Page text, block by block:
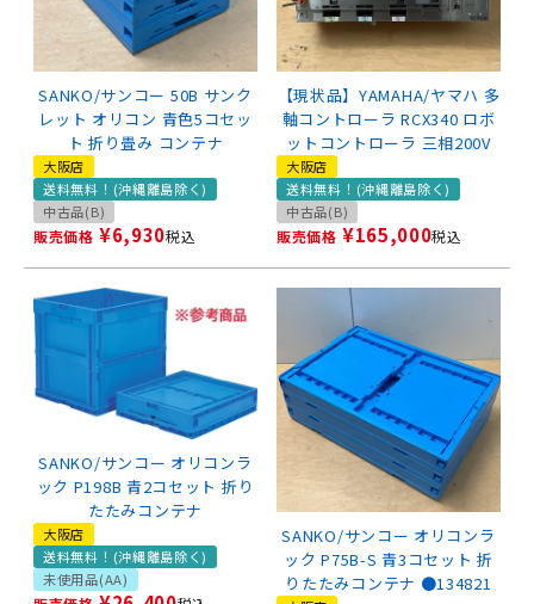
SANKO/サンコー 50B サンク
レット オリコン 青色5コセッ
ト 折り畳み コンテナ
大阪店
送料無料！(沖縄離島除く)
中古品(B)
販売価格 ¥6,930税込
【現状品】YAMAHA/ヤマハ 多
軸コントローラ RCX340 ロボ
ットコントローラ 三相200V
大阪店
送料無料！(沖縄離島除く)
中古品(B)
販売価格 ¥165,000税込
SANKO/サンコー オリコンラ
ック P198B 青2コセット 折り
たたみコンテナ
大阪店
送料無料！(沖縄離島除く)
未使用品(AA)
SANKO/サンコー オリコンラ
ック P75B-S 青3コセット 折
りたたみコンテナ ●134821